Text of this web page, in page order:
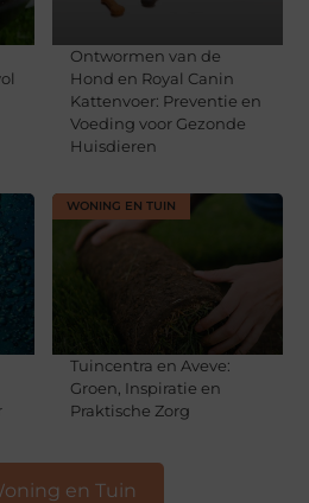
Ontwormen van de
Hond en Royal Canin
Kattenvoer: Preventie en
Voeding voor Gezonde
Huisdieren
WONING EN TUIN
Tuincentra en Aveve:
Groen, Inspiratie en
Praktische Zorg
en Tuin